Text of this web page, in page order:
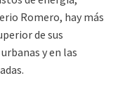
Romero, hay más
de sus
y en las